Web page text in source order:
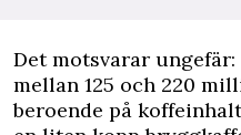
Det motsvarar ungefär:
mellan 125 och 220
beroende på koffeinhalt